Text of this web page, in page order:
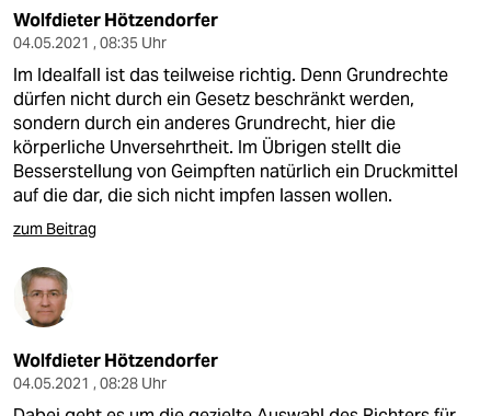
Wolfdieter Hötzendorfer
04.05.2021 , 08:35 Uhr
Im Idealfall ist das teilweise richtig. Denn Grundrechte
dürfen nicht durch ein Gesetz beschränkt werden,
sondern durch ein anderes Grundrecht, hier die
körperliche Unversehrtheit. Im Übrigen stellt die
Besserstellung von Geimpften natürlich ein Druckmittel
auf die dar, die sich nicht impfen lassen wollen.
zum Beitrag
Wolfdieter Hötzendorfer
04.05.2021 , 08:28 Uhr